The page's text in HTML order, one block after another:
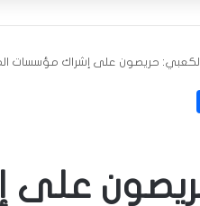
الكعبي: حريصون على إشراك مؤسسات